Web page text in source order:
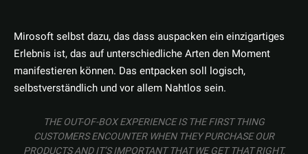
Mirosoft selbst dazu, das dass auspacken ein einzigartiges
Erlebnis ist, das auf unterschiedliche Arten den Moment
manifestieren können. Das entpacken soll logisch,
selbstverständlich und vor allem Nahtlos sein.
THE OUT-OF-BOX EXPERIENCE IS THE FIRST THING
CUSTOMERS ENCOUNTER WHEN THEY PURCHASE OUR
PRODUCTS AND IT’S IMPORTANT THAT WE GET THAT RIGHT.